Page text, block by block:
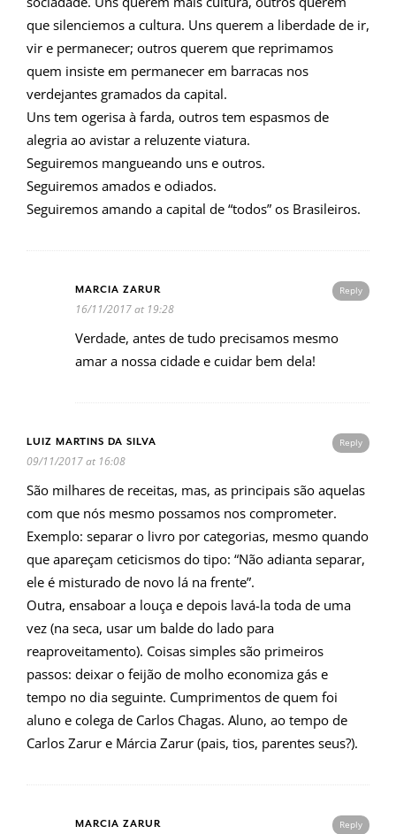
que silenciemos a cultura. Uns querem a liberdade de ir,
vir e permanecer; outros querem que reprimamos
quem insiste em permanecer em barracas nos
verdejantes gramados da capital.
Uns tem ogerisa à farda, outros tem espasmos de
alegria ao avistar a reluzente viatura.
Seguiremos mangueando uns e outros.
Seguiremos amados e odiados.
Seguiremos amando a capital de “todos” os Brasileiros.
Reply
MARCIA ZARUR
16/11/2017 at 19:28
Verdade, antes de tudo precisamos mesmo
amar a nossa cidade e cuidar bem dela!
Reply
LUIZ MARTINS DA SILVA
09/11/2017 at 16:08
São milhares de receitas, mas, as principais são aquelas
com que nós mesmo possamos nos comprometer.
Exemplo: separar o livro por categorias, mesmo quando
que apareçam ceticismos do tipo: “Não adianta separar,
ele é misturado de novo lá na frente”.
Outra, ensaboar a louça e depois lavá-la toda de uma
vez (na seca, usar um balde do lado para
reaproveitamento). Coisas simples são primeiros
passos: deixar o feijão de molho economiza gás e
tempo no dia seguinte. Cumprimentos de quem foi
aluno e colega de Carlos Chagas. Aluno, ao tempo de
Carlos Zarur e Márcia Zarur (pais, tios, parentes seus?).
Reply
MARCIA ZARUR